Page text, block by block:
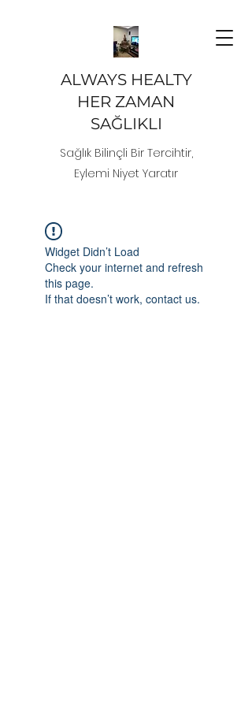
ALWAYS HEALTY
HER ZAMAN
SAĞLIKLI
Sağlık Bilinçli Bir Tercihtir,
Eylemi Niyet Yaratır
Widget Didn’t Load
Check your internet and refresh
this page.
If that doesn’t work, contact us.